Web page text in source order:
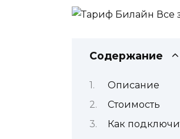
Содержание
Описание
Стоимость
Как